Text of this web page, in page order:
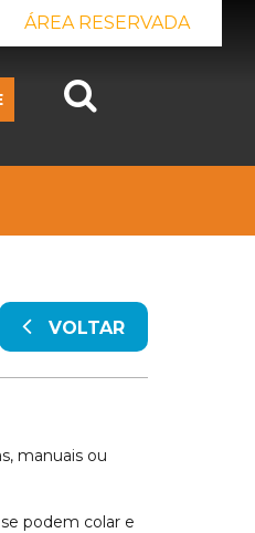
ÁREA RESERVADA
VOLTAR
manuais ou
podem colar e